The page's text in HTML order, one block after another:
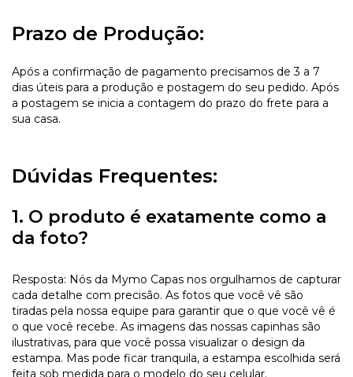
Prazo de Produção:
Após a confirmação de pagamento precisamos de 3 a 7
dias úteis para a produção e postagem do seu pedido. Após
a postagem se inicia a contagem do prazo do frete para a
sua casa.
Dúvidas Frequentes:
1. O produto é exatamente como a
da foto?
Resposta: Nós da Mymo Capas nos orgulhamos de capturar
cada detalhe com precisão. As fotos que você vê são
tiradas pela nossa equipe para garantir que o que você vê é
o que você recebe. As imagens das nossas capinhas são
ilustrativas, para que você possa visualizar o design da
estampa. Mas pode ficar tranquila, a estampa escolhida será
feita sob medida para o modelo do seu celular.